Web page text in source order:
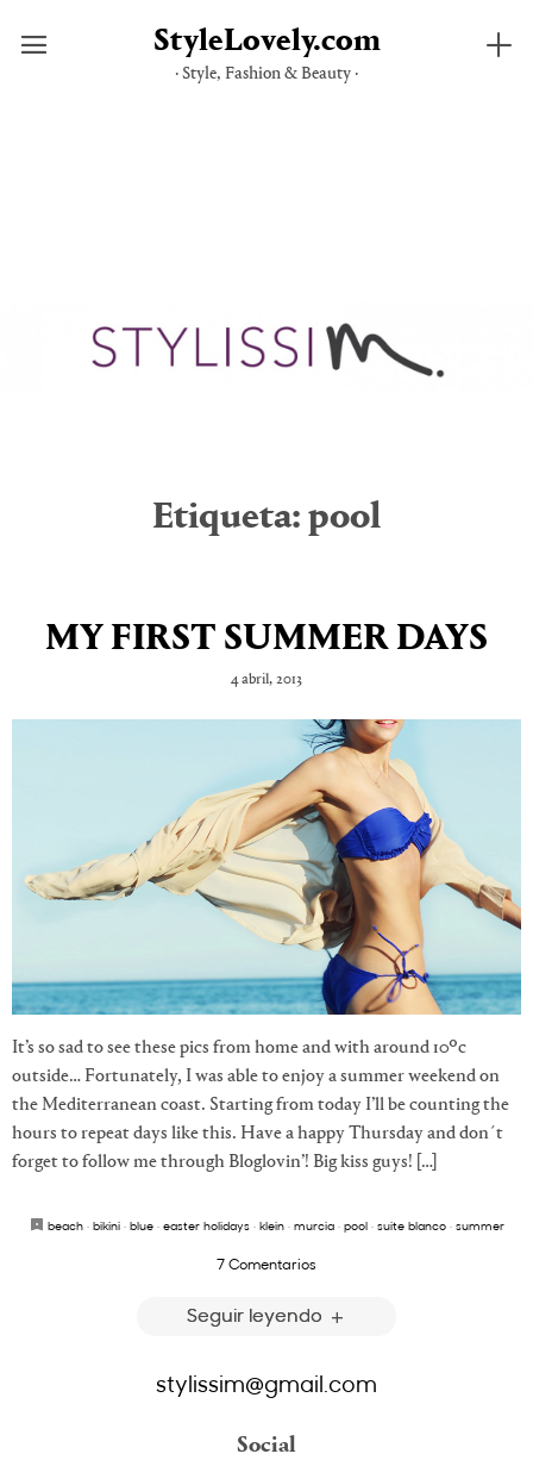
StyleLovely.com
· Style, Fashion & Beauty ·
Etiqueta: pool
MY FIRST SUMMER DAYS
4 abril, 2013
It’s so sad to see these pics from home and with around 10ºc
outside… Fortunately, I was able to enjoy a summer weekend on
the Mediterranean coast. Starting from today I’ll be counting the
hours to repeat days like this. Have a happy Thursday and don´t
forget to follow me through Bloglovin’! Big kiss guys! […]
beach· bikini· blue· easter holidays· klein· murcia· pool· suite blanco· summer
7 Comentarios
Seguir leyendo
stylissim@gmail.com
Social